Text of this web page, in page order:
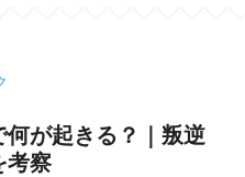
何が起きる？｜叛逆
考察